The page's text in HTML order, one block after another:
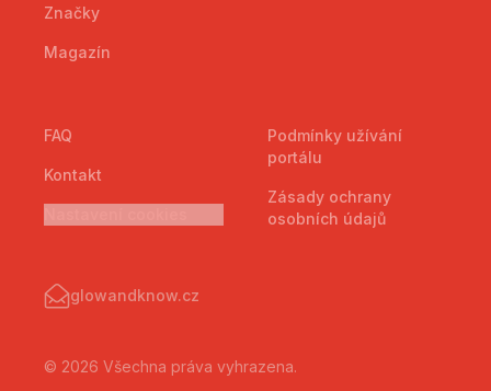
Značky
Magazín
FAQ
Kontakt
Podmínky užívání
portálu
Zásady ochrany
osobních údajů
glowandknow.cz
© 2026 Všechna práva vyhrazena.